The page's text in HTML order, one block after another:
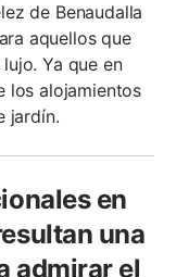
de Benaudalla
aquellos que
Ya que en
los alojamientos
jardín.
en
una
admirar el